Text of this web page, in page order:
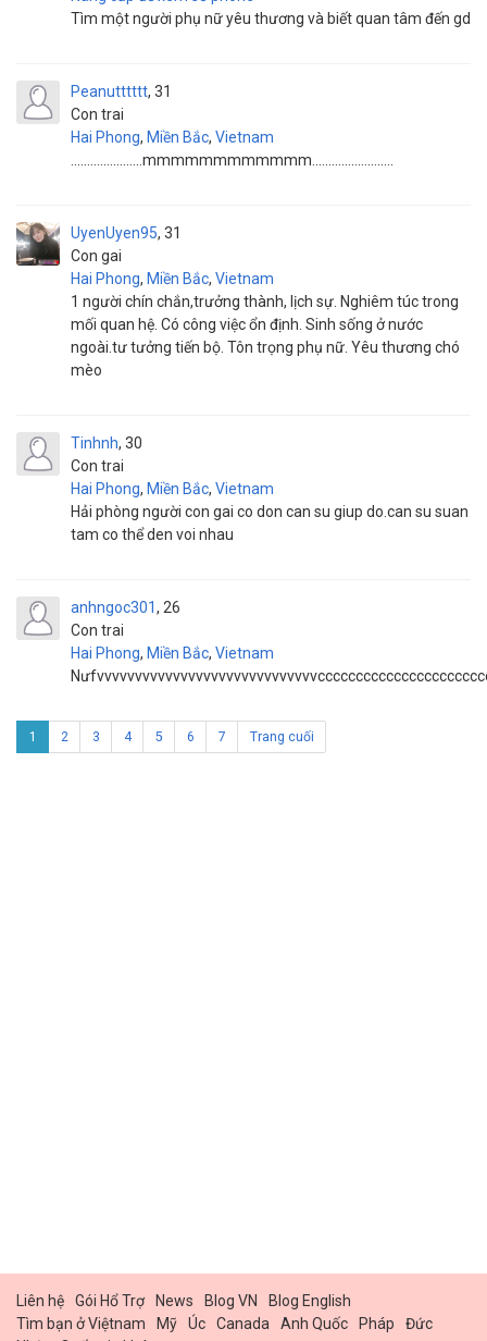
Tìm một người phụ nữ yêu thương và biết quan tâm đến gd
Peanutttttt
Con trai
31
Hai Phong, Miền Bắc, Vietnam
......................mmmmmmmmmmmm.........................
UyenUyen95
Con gai
31
Hai Phong, Miền Bắc, Vietnam
1 người chín chắn,trưởng thành, lịch sự. Nghiêm túc trong
mối quan hệ. Có công việc ổn định. Sinh sống ở nước
ngoài.tư tưởng tiến bộ. Tôn trọng phụ nữ. Yêu thương chó
mèo
Tinhnh
Con trai
30
Hai Phong, Miền Bắc, Vietnam
Hải phòng người con gai co don can su giup do.can su suan
tam co thể den voi nhau
anhngoc301
Con trai
26
Hai Phong, Miền Bắc, Vietnam
1 2 3 4 5 6 7 Trang cuối
Liên hệ Gói Hổ Trợ News Blog VN
Blog English
Tìm bạn ở Việtnam
Mỹ Úc Canada Anh Quốc Pháp
Đức